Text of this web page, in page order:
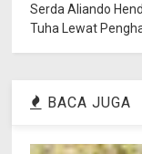
Serda Aliando
Tuha Lewat
BACA JUGA